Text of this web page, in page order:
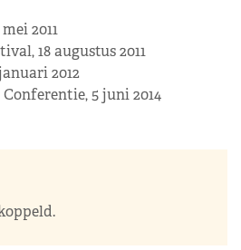
2011
18 augustus 2011
2012
5 juni 2014